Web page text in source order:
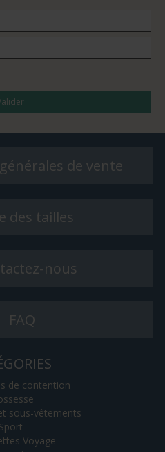
de vente
des tailles
nous
FAQ
de contention
sous-vêtements
Sport
Voyage